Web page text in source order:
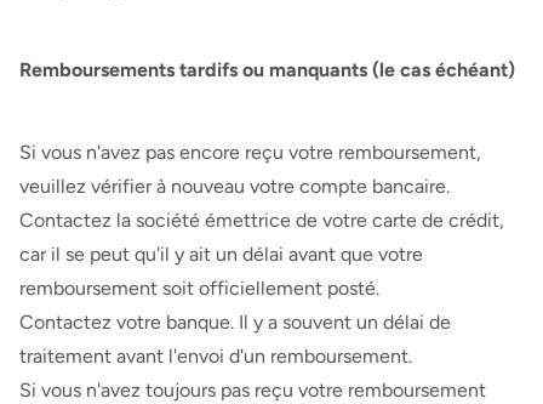
Remboursements tardifs ou manquants (le cas échéant)
Si vous n'avez pas encore reçu votre remboursement,
veuillez vérifier à nouveau votre compte bancaire.
Contactez la société émettrice de votre carte de crédit,
car il se peut qu'il y ait un délai avant que votre
remboursement soit officiellement posté.
Contactez votre banque. Il y a souvent un délai de
traitement avant l'envoi d'un remboursement.
Si vous n'avez toujours pas reçu votre remboursement